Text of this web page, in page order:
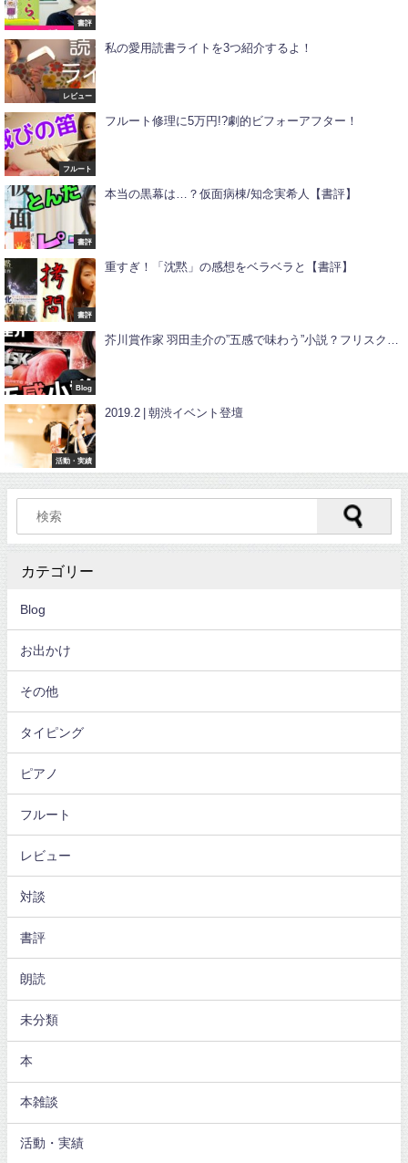
書評
レビュー
私の愛用読書ライトを3つ紹介するよ！
フルート
フルート修理に5万円!?劇的ビフォーアフター！
書評
本当の黒幕は…？仮面病棟/知念実希人【書評】
書評
重すぎ！「沈黙」の感想をベラベラと【書評】
Blog
芥川賞作家 羽田圭介の”五感で味わう”小説？フリスク…
活動・実績
2019.2 | 朝渋イベント登壇
カテゴリー
Blog
お出かけ
その他
タイピング
ピアノ
フルート
レビュー
対談
書評
朗読
未分類
本
本雑談
活動・実績